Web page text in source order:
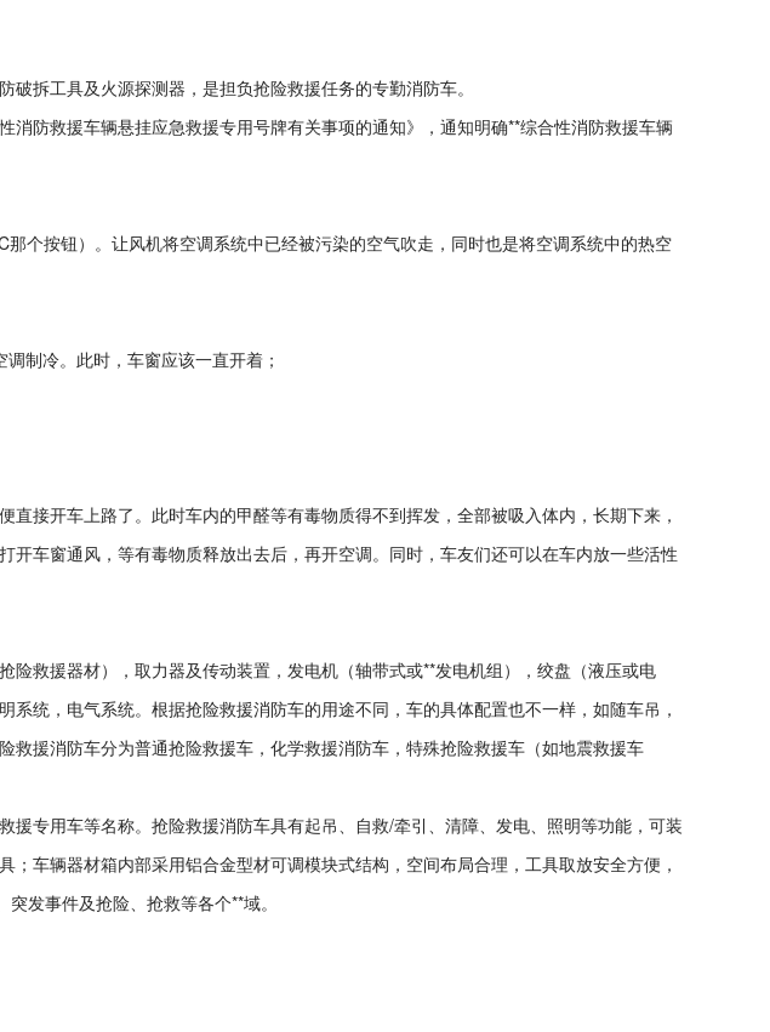
拆工具及火源探测器，是担负抢险救援任务的专勤消防车。
消防救援车辆悬挂应急救援专用号牌有关事项的通知》，通知明确**综合性消防救援车辆
个按钮）。让风机将空调系统中已经被污染的空气吹走，同时也是将空调系统中的热空
制冷。此时，车窗应该一直开着；
接开车上路了。此时车内的甲醛等有毒物质得不到挥发，全部被吸入体内，长期下来，
开车窗通风，等有毒物质释放出去后，再开空调。同时，车友们还可以在车内放一些活性
险救援器材），取力器及传动装置，发电机（轴带式或**发电机组），绞盘（液压或电
统，电气系统。根据抢险救援消防车的用途不同，车的具体配置也不一样，如随车吊，
救援消防车分为普通抢险救援车，化学救援消防车，特殊抢险救援车（如地震救援车
援专用车等名称。抢险救援消防车具有起吊、自救/牵引、清障、发电、照明等功能，可装
车辆器材箱内部采用铝合金型材可调模块式结构，空间布局合理，工具取放安全方便，
发事件及抢险、抢救等各个**域。